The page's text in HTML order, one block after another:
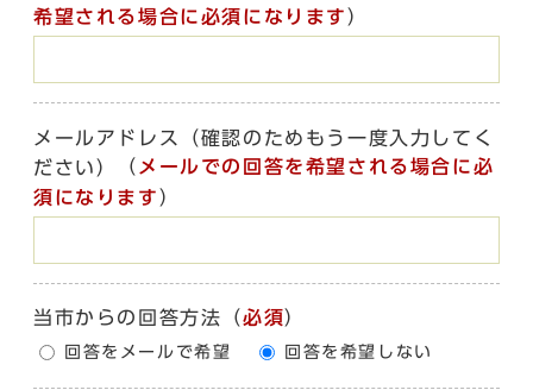
希望される場合に必須になります ）
メールアドレス（確認のためもう一度入力してく
ださい）
（ メールでの回答を希望される場合に必
須になります ）
当市からの回答方法 （必須）
回答をメールで希望 回答を希望しない